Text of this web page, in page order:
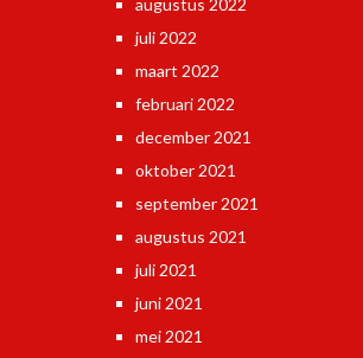
augustus 2022
juli 2022
maart 2022
februari 2022
december 2021
oktober 2021
september 2021
augustus 2021
juli 2021
juni 2021
mei 2021